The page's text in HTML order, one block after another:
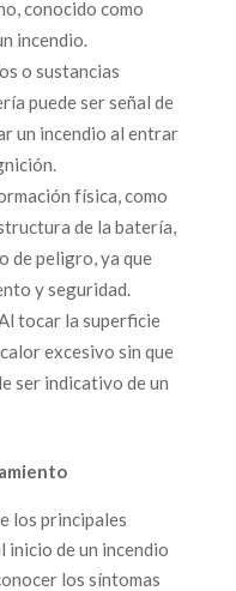
conocido como
incendio.
o sustancias
puede ser señal de
un incendio al entrar
física, como
de la batería,
de peligro, ya que
y seguridad.
Al tocar la superficie
excesivo sin que
ser indicativo de un
los principales
de un incendio
los síntomas